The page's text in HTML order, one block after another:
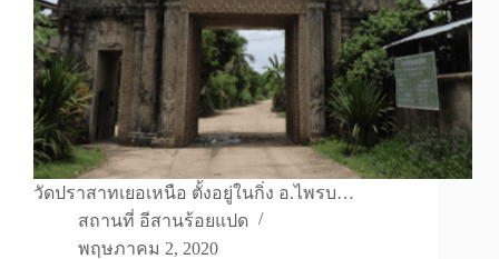
วัดปราสาทเยอเหนือ ตั้งอยู่ในกิ่ง อ.ไพรบ…
สถานที่ อีสานร้อยแปด
พฤษภาคม 2, 2020